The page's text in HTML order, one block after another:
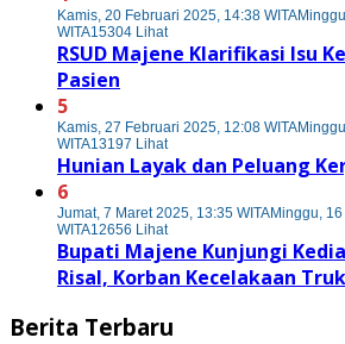
Kamis, 20 Februari 2025, 14:38 WITA
WITA15304 Lihat
RSUD Majene Klarifikasi Isu
Pasien
5
Kamis, 27 Februari 2025, 12:08 WITA
WITA13197 Lihat
Hunian Layak dan Peluang
6
Jumat, 7 Maret 2025, 13:35 WITAMinggu,
WITA12656 Lihat
Bupati Majene Kunjungi
Risal, Korban Kecelakaan
Berita Terbaru